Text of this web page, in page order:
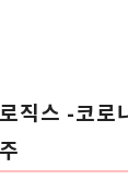
직스 -코로